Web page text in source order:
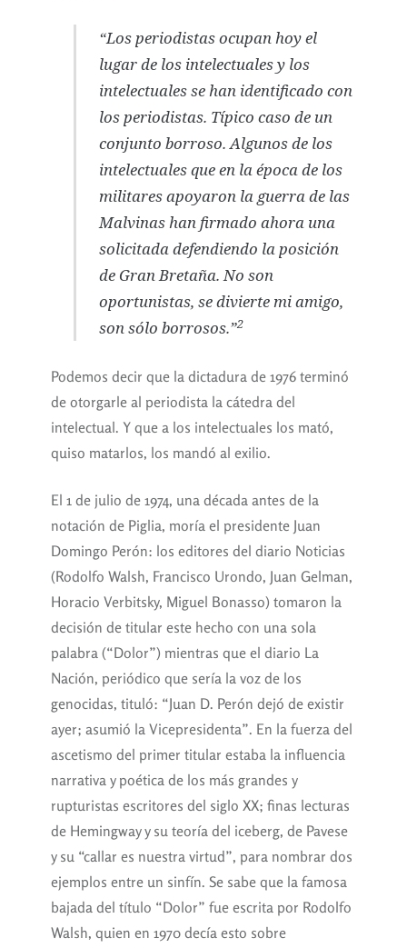
“Los periodistas ocupan hoy el
lugar de los intelectuales y los
intelectuales se han identificado con
los periodistas. Típico caso de un
conjunto borroso. Algunos de los
intelectuales que en la época de los
militares apoyaron la guerra de las
Malvinas han firmado ahora una
solicitada defendiendo la posición
de Gran Bretaña. No son
oportunistas, se divierte mi amigo,
son sólo borrosos.”2
Podemos decir que la dictadura de 1976 terminó
de otorgarle al periodista la cátedra del
intelectual. Y que a los intelectuales los mató,
quiso matarlos, los mandó al exilio.
El 1 de julio de 1974, una década antes de la
notación de Piglia, moría el presidente Juan
Domingo Perón: los editores del diario Noticias
(Rodolfo Walsh, Francisco Urondo, Juan Gelman,
Horacio Verbitsky, Miguel Bonasso) tomaron la
decisión de titular este hecho con una sola
palabra (“Dolor”) mientras que el diario La
Nación, periódico que sería la voz de los
genocidas, tituló: “Juan D. Perón dejó de existir
ayer; asumió la Vicepresidenta”. En la fuerza del
ascetismo del primer titular estaba la influencia
narrativa y poética de los más grandes y
rupturistas escritores del siglo XX; finas lecturas
de Hemingway y su teoría del iceberg, de Pavese
y su “callar es nuestra virtud”, para nombrar dos
ejemplos entre un sinfín. Se sabe que la famosa
bajada del título “Dolor” fue escrita por Rodolfo
Walsh, quien en 1970 decía esto sobre